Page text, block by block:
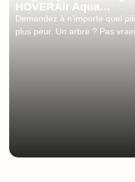
HOVERAir Aqua…
Demandez à n’importe quel
plus peur. Un arbre ? Pas